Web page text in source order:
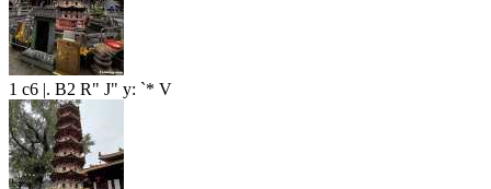
1 c6 |. B2 R" J" y: `* V